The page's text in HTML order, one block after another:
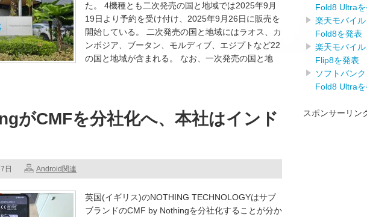
た。 4機種とも二次発売の国と地域では2025年9月
19日より予約を受け付け、2025年9月26日に販売を
開始している。 二次発売の国と地域にはラオス、カ
ンボジア、ブータン、モルディブ、エジプトなど22
の国と地域が含まれる。 なお、一次発売の国と地
がCMFを分社化へ、本社はインド
日 Android関連
英国(イギリス)のNOTHING TECHNOLOGYはサブ
ブランドのCMF by Nothingを分社化することが分か
Fold8 Ultra
楽天モバイ
Fold8を発表
楽天モバイ
Flip8を発表
ソフトバン
Fold8 Ultra
スポンサーリン